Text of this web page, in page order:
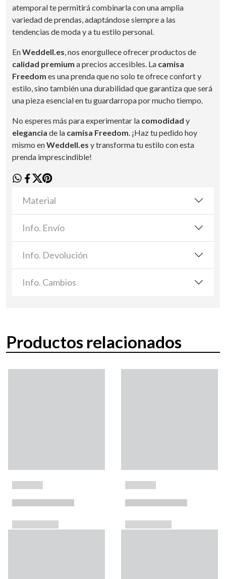
atemporal te permitirá combinarla con una amplia
variedad de prendas, adaptándose siempre a las
tendencias de moda y a tu estilo personal.
EnWeddell.es , nos enorgullece ofrecer productos de
calidad premium a precios accesibles. La camisa
Freedom es una prenda que no solo te ofrece confort y
estilo, sino también una durabilidad que garantiza que será
una pieza esencial en tu guardarropa por mucho tiempo.
No esperes más para experimentar la comodidad y
elegancia de la camisa Freedom . ¡Haz tu pedido hoy
mismo enWeddell.es y transforma tu estilo con esta
prenda imprescindible!
Material
Info. Envío
Info. Devolución
Info. Cambios
Productos relacionados